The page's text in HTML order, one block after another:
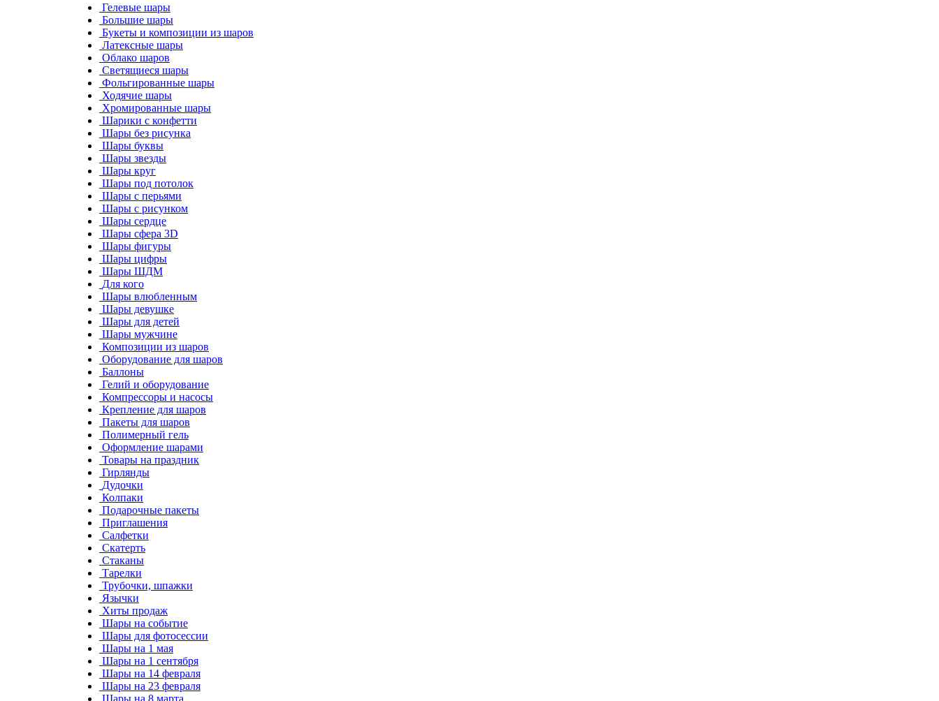
Гелевые шары
Большие шары
Букеты и композиции из шаров
Латексные шары
Облако шаров
Светящиеся шары
Фольгированные шары
Ходячие шары
Хромированные шары
Шарики с конфетти
Шары без рисунка
Шары буквы
Шары звезды
Шары круг
Шары под потолок
Шары с перьями
Шары с рисунком
Шары сердце
Шары сфера 3D
Шары фигуры
Шары цифры
Шары ШДМ
Для кого
Шары влюбленным
Шары девушке
Шары для детей
Шары мужчине
Композиции из шаров
Оборудование для шаров
Баллоны
Гелий и оборудование
Компрессоры и насосы
Крепление для шаров
Пакеты для шаров
Полимерный гель
Оформление шарами
Товары на праздник
Гирлянды
Дудочки
Колпаки
Подарочные пакеты
Приглашения
Салфетки
Скатерть
Стаканы
Тарелки
Трубочки, шпажки
Язычки
Хиты продаж
Шары на событие
Шары для фотосессии
Шары на 1 мая
Шары на 1 сентября
Шары на 14 февраля
Шары на 23 февраля
Шары на 8 марта